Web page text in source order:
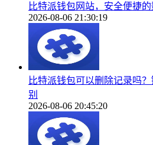
比特派钱包网站，安全便捷
2026-08-06 21:30:19
比特派钱包可以删除记录吗
别
2026-08-06 20:45:20